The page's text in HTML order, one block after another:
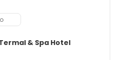
& Spa Hotel